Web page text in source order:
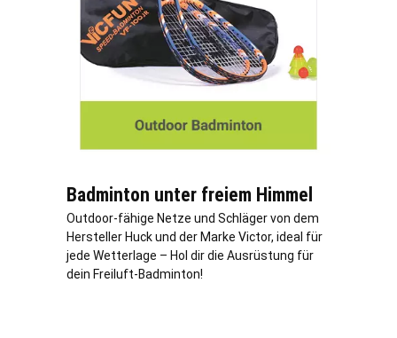
Badminton unter freiem Himmel
Outdoor-fähige Netze und Schläger von dem
Hersteller Huck und der Marke Victor, ideal für
jede Wetterlage – Hol dir die Ausrüstung für
dein Freiluft-Badminton!